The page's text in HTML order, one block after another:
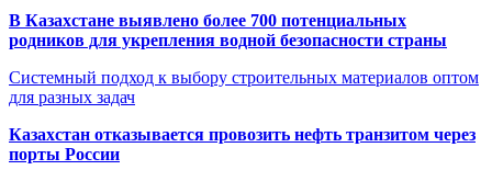
В Казахстане выявлено более 700 потенциальных
родников для укрепления водной безопасности страны
Системный подход к выбору строительных материалов оптом
для разных задач
Казахстан отказывается провозить нефть транзитом через
порты России